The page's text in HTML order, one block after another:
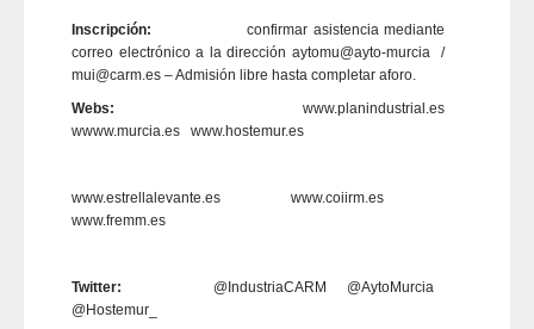
Inscripción: confirmar asistencia mediante
correo electrónico a la dirección aytomu@ayto-murcia /
mui@carm.es – Admisión libre hasta completar aforo.
Webs: www.planindustrial.es
wwww.murcia.es www.hostemur.es
www.estrellalevante.es www.coiirm.es
www.fremm.es
Twitter: @IndustriaCARM @AytoMurcia
@Hostemur_